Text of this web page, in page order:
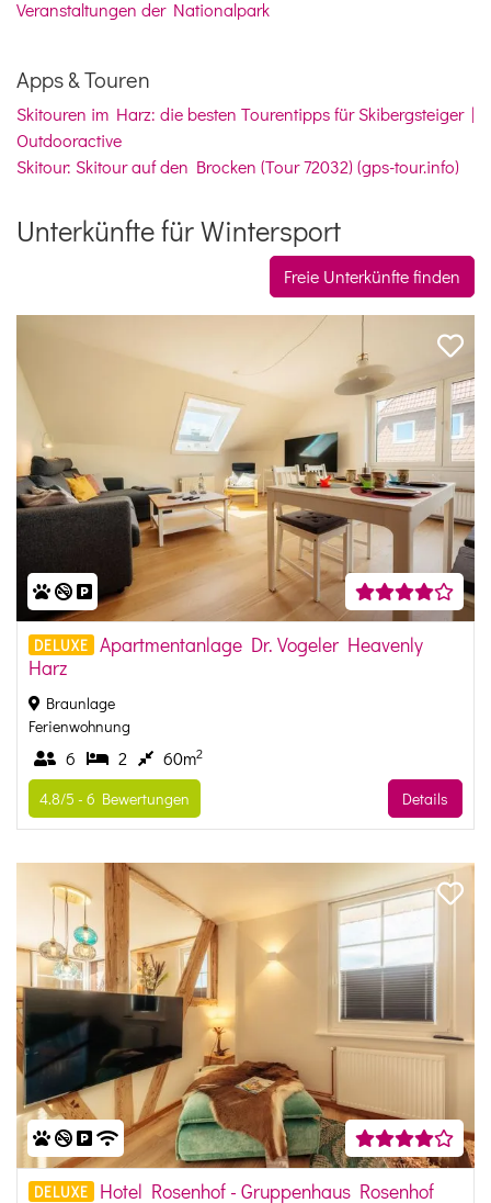
Veranstaltungen der Nationalpark
Apps & Touren
Skitouren im Harz: die besten Tourentipps für Skibergsteiger |
Outdooractive
Skitour: Skitour auf den Brocken (Tour 72032) (gps-tour.info)
Unterkünfte für Wintersport
Freie Unterkünfte finden
DELUXE
Apartmentanlage Dr. Vogeler Heavenly
Harz
Braunlage
Ferienwohnung
6 2 60m2
Details
4.8/5 - 6 Bewertungen
DELUXE Hotel Rosenhof - Gruppenhaus Rosenhof